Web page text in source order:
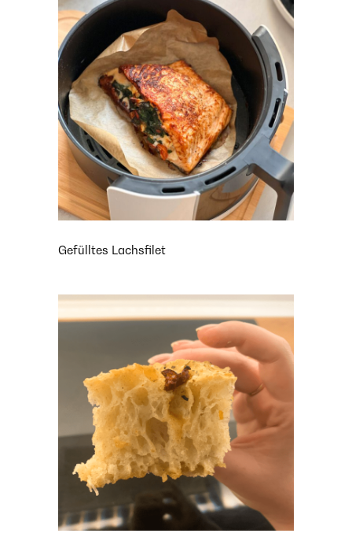
Gefülltes Lachsfilet